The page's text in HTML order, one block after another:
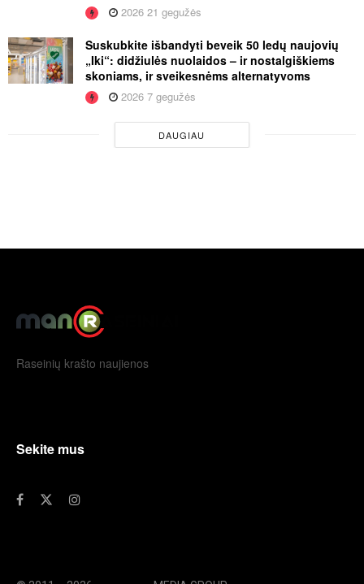
2026 21 gegužės
Suskubkite išbandyti beveik 50 ledų naujovių
„Iki“: didžiulės nuolaidos – ir nostalgiškiems
skoniams, ir sveikesnėms alternatyvoms
2026 7 gegužės
DAUGIAU
Raseinių krašto naujienos
Sekite mus